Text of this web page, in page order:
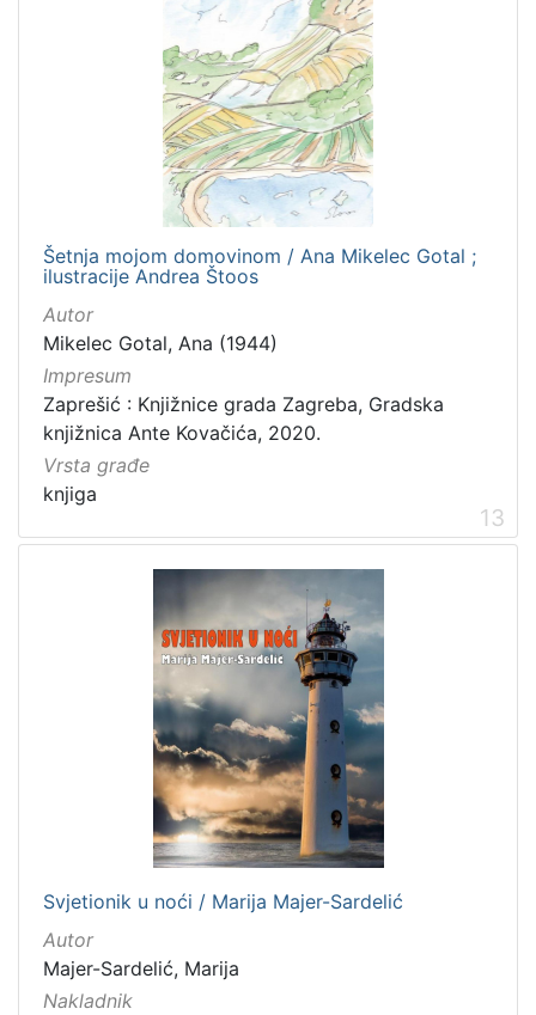
Šetnja mojom domovinom / Ana Mikelec Gotal ;
ilustracije Andrea Štoos
Autor
Mikelec Gotal, Ana (1944)
Impresum
Zaprešić : Knjižnice grada Zagreba, Gradska
knjižnica Ante Kovačića, 2020.
Vrsta građe
knjiga
13
Svjetionik u noći / Marija Majer-Sardelić
Autor
Majer-Sardelić, Marija
Nakladnik